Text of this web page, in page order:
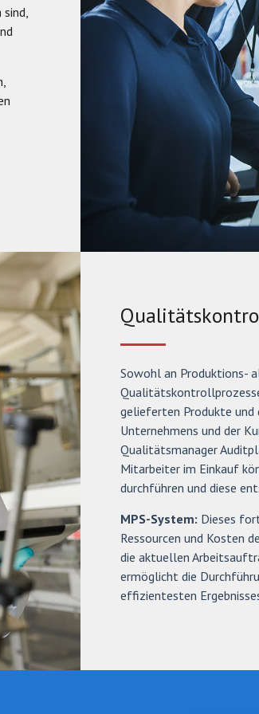
Sowohl an Produktions-
gelieferten Produkte
Unternehmens und der
Qualitätsmanager
Mitarbeiter im Einkauf
durchführen und diese
MPS-System: Dieses
Ressourcen und Kosten
die aktuellen
ermöglicht die
effizientesten